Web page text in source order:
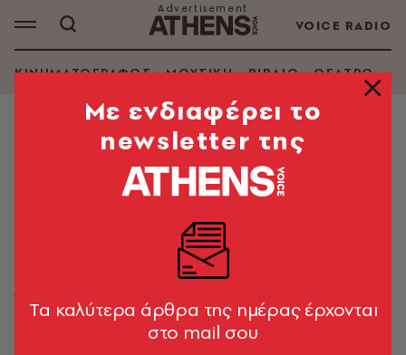
VOICE RADIO
ΚΙΝΗΜΑΤΟΓΡΑΦΟΣ ΜΟΥΣΙΚΗ ΒΙΒΛΙΟ ΘΕΑΤΡΟ -
MORE IN CULTURE
Καστοριά: Πράσινο φως για τη
συντήρηση της μοναδικής
βυζαντινής εικόνας του Αγίου
Ένα σπάνιο δείγμα μνημειακής ξυλογλυπτικής του
13ου αιώνα αναδεικνύεται με απόφαση του
Mε ενδιαφέρει το
newsletter της
Tα καλύτερα άρθρα της ημέρας έρχονται
στο mail σου